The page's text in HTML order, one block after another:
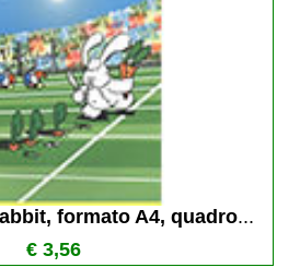
formato A4, quadro...
€ 3,56